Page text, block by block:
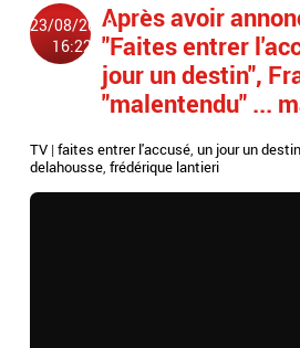
23/08/2018
16:22
Après avoir
"Faites entrer
jour un destin",
"malentendu" ...
TV |faites entrer l'accusé,un jour un
delahousse,frédérique lantieri